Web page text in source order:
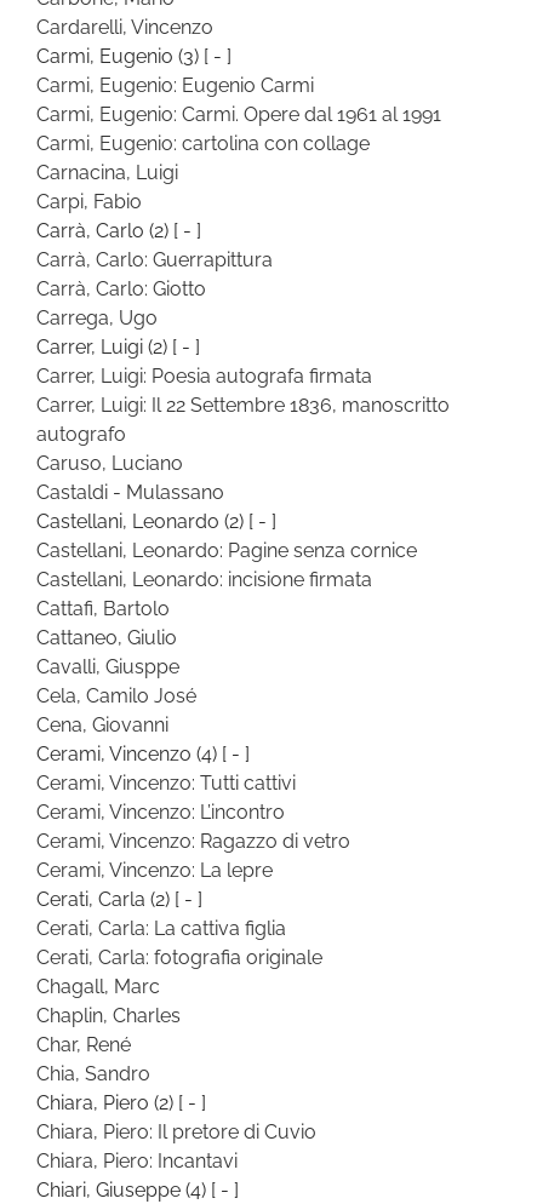
Cardarelli, Vincenzo
Carmi, Eugenio (3) [ - ]
Carmi, Eugenio: Eugenio Carmi
Carmi, Eugenio: Carmi. Opere dal 1961 al 1991
Carmi, Eugenio: cartolina con collage
Carnacina, Luigi
Carpi, Fabio
Carrà, Carlo (2) [ - ]
Carrà, Carlo: Guerrapittura
Carrà, Carlo: Giotto
Carrega, Ugo
Carrer, Luigi (2) [ - ]
Carrer, Luigi: Poesia autografa firmata
Carrer, Luigi: Il 22 Settembre 1836, manoscritto
autografo
Caruso, Luciano
Castaldi - Mulassano
Castellani, Leonardo (2) [ - ]
Castellani, Leonardo: Pagine senza cornice
Castellani, Leonardo: incisione firmata
Cattafi, Bartolo
Cattaneo, Giulio
Cavalli, Giusppe
Cela, Camilo José
Cena, Giovanni
Cerami, Vincenzo (4) [ - ]
Cerami, Vincenzo: Tutti cattivi
Cerami, Vincenzo: L’incontro
Cerami, Vincenzo: Ragazzo di vetro
Cerami, Vincenzo: La lepre
Cerati, Carla (2) [ - ]
Cerati, Carla: La cattiva figlia
Cerati, Carla: fotografia originale
Chagall, Marc
Chaplin, Charles
Char, René
Chia, Sandro
Chiara, Piero (2) [ - ]
Chiara, Piero: Il pretore di Cuvio
Chiara, Piero: Incantavi
Chiari, Giuseppe (4) [ - ]